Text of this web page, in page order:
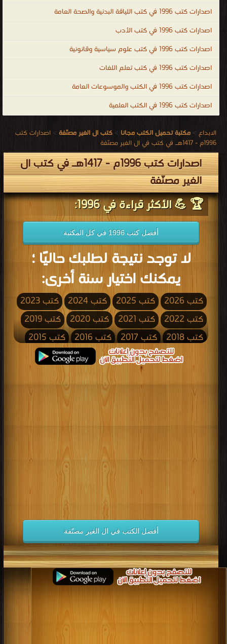
اصدارات كتب 1996 في كتب اللياقة البدنية والصحة العامة
اصدارات كتب 1996 في كتب الأدب
اصدارات كتب 1996 في كتب علوم سياسية وقانونية
اصدارات كتب 1996 في كتب تعلم اللغات
اصدارات كتب 1996 في الكتب والموسوعات العامة
اصدارات كتب 1996 في الكتب العلمية
الابداع > مكتبة تحميل الكتب مجانا > كتب ال الغير مصنّفة > اصدارات كتب
1996م - 1417هـ في كتب في ال الغير مصنّفة
اصدارات كتب 1996م - 1417هـ في كتب ال
الغير مصنّفة
🏆 💪 الأكثر قراءة في 1996:
أفضل كتب 1996 في كل المكتبة
لا توجد نتيجة لطلبك حاليًا ؛
يمكنك اختيار سنة أخرى:
كتب 2026 كتب 2025 كتب 2024
كتب 2023
كتب 2022
كتب 2021 كتب 2020
كتب 2019
كتب 2018
كتب 2017 كتب 2016
كتب 2015
كتب 2013 كتب 2012
كتب 2011
كتب 2009 كتب 2008
كتب 2006
كتب 2005 كتب 2004
كتب 2003
كتب 2000
كتب 1992
كتب 1991
كتب 1990
كتب 1989 كتب 1988
كتب 1987
كتب 1984
كتب 1983
كتب 1980
كتب 1979
كتب 1978
كتب 1977 كتب 1976
كتب 1975
كتب 1974
كتب 1973 كتب 1972
كتب 1971
كتب 1970
كتب 1969 كتب 1968
كتب 1967
كتب 1966
كتب 1965 كتب 1964
كتب 1963
كتب 1962
كتب 1961 كتب 1960
كتب 1959
كتب 1957
كتب 1952
كتب 1951
أفضل الكتب في ال الغير مصنّفة